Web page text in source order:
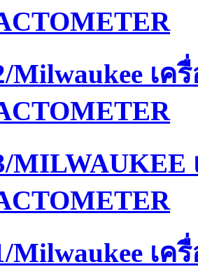
Milwaukee เค
MILWAUKEE
Milwaukee เค